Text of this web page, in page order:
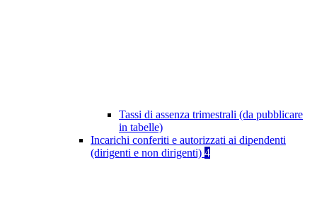
Tassi di assenza trimestrali (da pubblicare
in tabelle)
Incarichi conferiti e autorizzati ai dipendenti
(dirigenti e non dirigenti) 4